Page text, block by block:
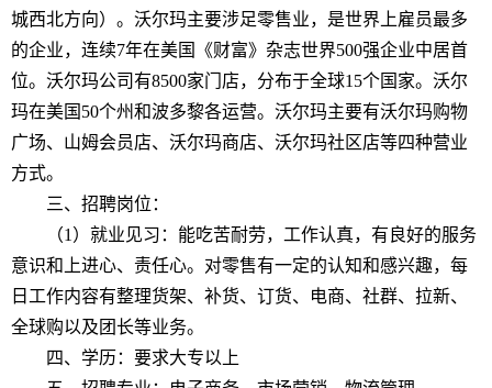
城西北方向）。沃尔玛主要涉足零售业，是世界上雇员最多
的企业，连续7年在美国
《财富》杂志世界500强企业中居首
位。沃尔玛公司有8500家门店，分布于全球15个国家。沃尔
玛在美国50个州和波多黎各运营。沃尔玛主要有沃尔玛购物
广场、 山姆会员店、沃尔玛商店、沃尔玛社区店等四种营业
方式。
三、 招聘岗位：
（1）就业见习：能吃苦耐劳，工作认真，有良好的服务
意识和上进心、责任心。对零售有一定的认知和感兴趣，每
日工作内容有整理货架、补货、订货、电商、社群、拉新、
全球购以及团长等业务。
四、 学历 ： 要求大专以上